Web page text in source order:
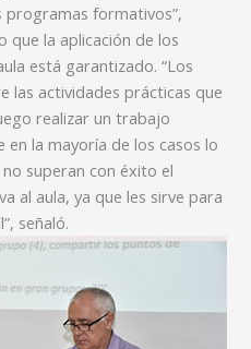
programas formativos”,
que la aplicación de los
está garantizado. “Los
las actividades prácticas que
realizar un trabajo
la mayoría de los casos lo
superan con éxito el
al aula, ya que les sirve para
señaló.